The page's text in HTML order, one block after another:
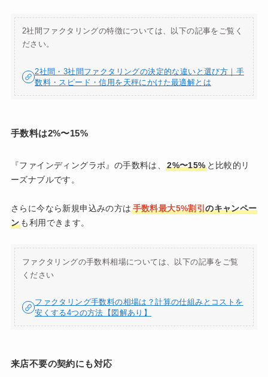
2社間ファクタリングの特徴については、以下の記事をご覧く
ださい。
2社間・3社間ファクタリングの決定的な違いと選び方｜手
数料・スピード・信用を天秤にかけた最適解とは
手数料は2%〜15%
『ファインディングラボ』の手数料は、2%〜15%と比較的リ
ーズナブルです。
さらに今なら新規申込みの方は 手数料最大5%割引のキャンペー
ン も利用できます。
ファクタリングの手数料相場については、以下の記事をご覧
ください
ファクタリング手数料の相場は？計算の仕組みとコストを
安くする4つの方法【図解あり】
来店不要の契約にも対応